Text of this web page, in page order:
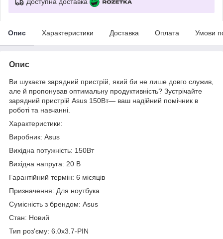
Опис Характеристики Доставка Оплата Умови
Опис
Ви шукаєте зарядний пристрій, який би не лише довго служив,
але й пропонував оптимальну продуктивність? Зустрічайте
зарядний пристрій Asus 150Вт— ваш надійний помічник в
роботі та навчанні.
Характеристики:
Виробник: Asus
Вихідна потужність: 150Вт
Вихідна напруга: 20 В
Гарантійний термін: 6 місяців
Призначення: Для ноутбука
Сумісність з брендом: Asus
Стан: Новий
Тип роз'єму: 6.0х3.7-PIN